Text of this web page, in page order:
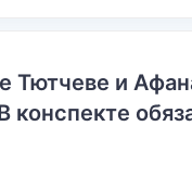
Тютчеве и
конспекте